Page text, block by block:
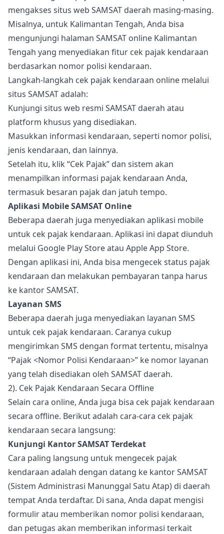
mengakses situs web SAMSAT daerah masing-masing.
Misalnya, untuk Kalimantan Tengah, Anda bisa
mengunjungi halaman SAMSAT online Kalimantan
Tengah yang menyediakan fitur cek pajak kendaraan
berdasarkan nomor polisi kendaraan.
Langkah-langkah cek pajak kendaraan online melalui
situs SAMSAT adalah:
Kunjungi situs web resmi SAMSAT daerah atau
platform khusus yang disediakan.
Masukkan informasi kendaraan, seperti nomor polisi,
jenis kendaraan, dan lainnya.
Setelah itu, klik “Cek Pajak” dan sistem akan
menampilkan informasi pajak kendaraan Anda,
termasuk besaran pajak dan jatuh tempo.
Aplikasi Mobile SAMSAT Online
Beberapa daerah juga menyediakan aplikasi mobile
untuk cek pajak kendaraan. Aplikasi ini dapat diunduh
melalui Google Play Store atau Apple App Store.
Dengan aplikasi ini, Anda bisa mengecek status pajak
kendaraan dan melakukan pembayaran tanpa harus
ke kantor SAMSAT.
Layanan SMS
Beberapa daerah juga menyediakan layanan SMS
untuk cek pajak kendaraan. Caranya cukup
mengirimkan SMS dengan format tertentu, misalnya
“Pajak <Nomor Polisi Kendaraan>” ke nomor layanan
yang telah disediakan oleh SAMSAT daerah.
2). Cek Pajak Kendaraan Secara Offline
Selain cara online, Anda juga bisa cek pajak kendaraan
secara offline. Berikut adalah cara-cara cek pajak
kendaraan secara langsung:
Kunjungi Kantor SAMSAT Terdekat
Cara paling langsung untuk mengecek pajak
kendaraan adalah dengan datang ke kantor SAMSAT
(Sistem Administrasi Manunggal Satu Atap) di daerah
tempat Anda terdaftar. Di sana, Anda dapat mengisi
formulir atau memberikan nomor polisi kendaraan,
dan petugas akan memberikan informasi terkait